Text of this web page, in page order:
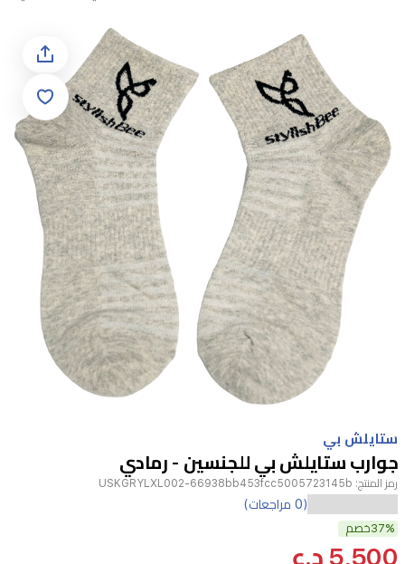
1
1
ستايلش بي
جوارب ستايلش بي للجنسين - رمادي
رمز المنتج: USKGRYLXL002-66938bb453fcc5005723145b
(0 مراجعات)
37%خصم
5,500 د.ع